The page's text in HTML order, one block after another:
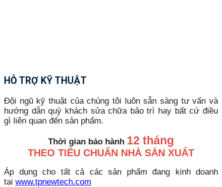
HỖ TRỢ KỸ THUẬT
Đội ngũ kỹ thuật của chúng tôi luôn sẵn sàng tư vấn và
hướng dẫn quý khách sửa chữa bảo trì hay bất cứ điều
gì liên quan đến sản phẩm.
Thời gian bảo hành 12 tháng
THEO TIÊU CHUẨN NHÀ SẢN XUẤT
Áp dụng cho tất cả các sản phẩm đang kinh doanh
tại www.tpnewtech.com